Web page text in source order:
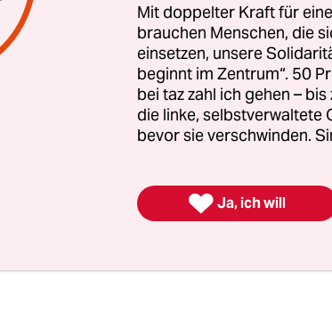
mindestens 16 rumänischen
Jahr das etwas schickere
aber dafür nicht ausreichend
sollen. Das ist im Berliner
Ungewöhnlich ist, dass zehn von ihnen
Mit doppelter Kraft für
brauchen Menschen, die
einsetzen, unsere
beginnt im Zentrum“. 50
bei taz zahl ich gehen –
die linke, selbstverwaltete
bevor sie verschwinden.
 Ja, ich will